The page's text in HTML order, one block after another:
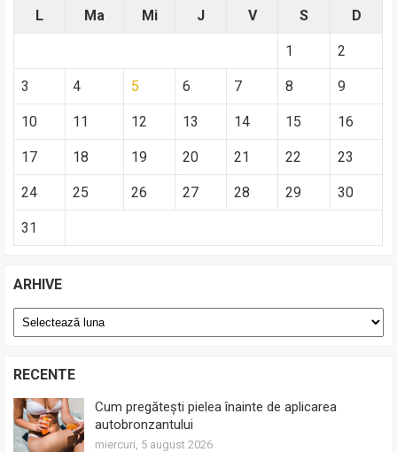
L Ma Mi J V S D
1 2
3 4 5 6 7 8 9
10 11 12 13 14 15 16
17 18 19 20 21 22 23
24 25 26 27 28 29 30
31
ARHIVE
Arhive
RECENTE
Cum pregătești pielea înainte de aplicarea
autobronzantului
miercuri, 5 august 2026